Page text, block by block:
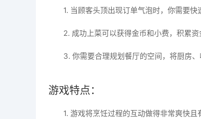
1. 当顾客头顶出现订单气泡时，你需要
2. 成功上菜可以获得金币和小费，积累
3. 你需要合理规划餐厅的空间，将厨房
游戏特点：
1. 游戏将烹饪过程的互动做得非常爽快